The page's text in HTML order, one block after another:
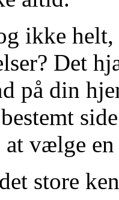
ikke
Det
på din
vælge en
store